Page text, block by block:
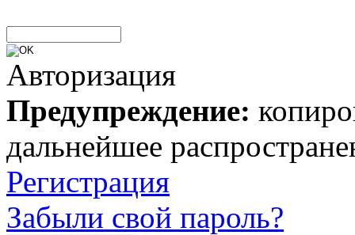
Авторизация
Предупреждение:
дальнейшее
Регистрация
Забыли свой пароль?